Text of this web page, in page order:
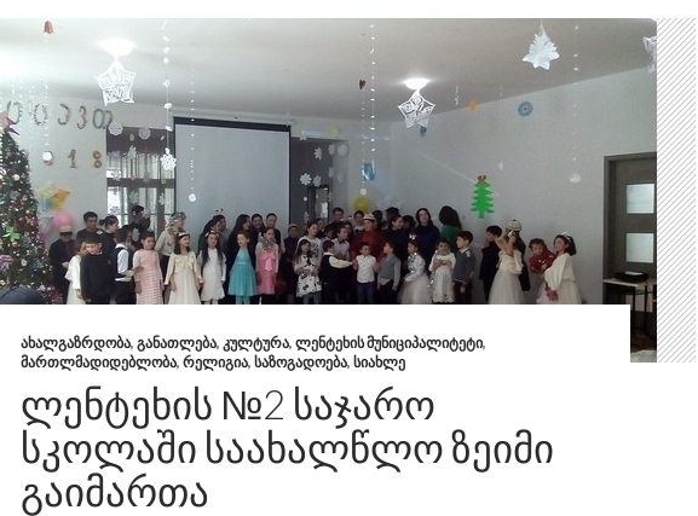
ᲐᲮᲐᲚᲒᲐᲖᲠᲓᲝᲑᲐ, ᲒᲐᲜᲐᲗᲚᲔᲑᲐ, ᲙᲣᲚᲢᲣᲠᲐ, ᲚᲔᲜᲢᲔᲮᲘᲡ ᲛᲣᲜᲘᲪᲘᲞᲐᲚᲘᲢᲔᲢᲘ,
ᲛᲐᲠᲗᲚᲛᲐᲓᲘᲓᲔᲑᲚᲝᲑᲐ, ᲠᲔᲚᲘᲒᲘᲐ, ᲡᲐᲖᲝᲒᲐᲓᲝᲔᲑᲐ, ᲡᲘᲐᲮᲚᲔ
ᲚᲔᲜᲢᲔᲮᲘᲡ №2 ᲡᲐᲯᲐᲠᲝ
ᲡᲙᲝᲚᲐᲨᲘ ᲡᲐᲐᲮᲐᲚᲬᲚᲝ ᲖᲔᲘᲛᲘ
ᲒᲐᲘᲛᲐᲠᲗᲐ